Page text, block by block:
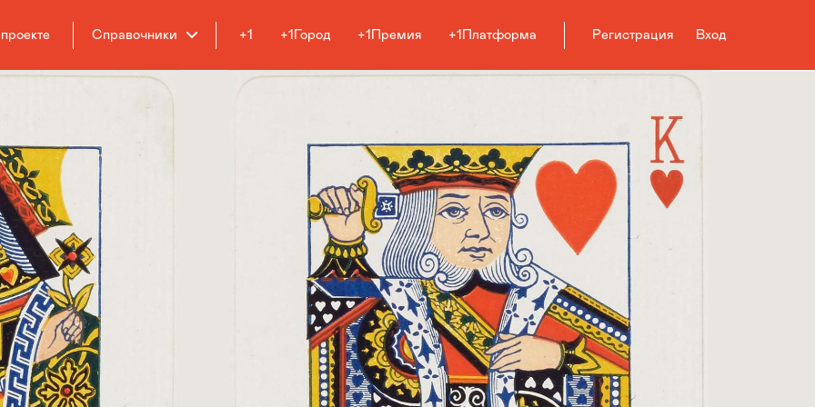
Справочники +1 +1Город +1Премия +1Платформа Регистрация Вход